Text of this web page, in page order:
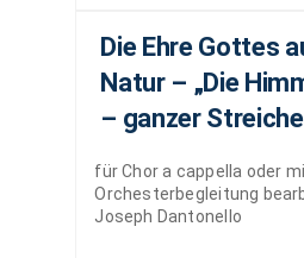
Die Ehre Gottes
Natur – „Die
– ganzer
für Chor a cappella oder
Orchesterbegleitung
Joseph Dantonello